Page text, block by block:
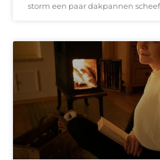
storm een paar dakpannen